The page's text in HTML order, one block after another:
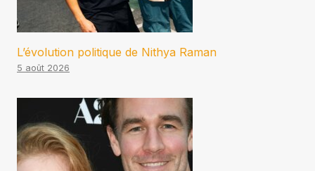
L’évolution politique de Nithya Raman
5 août 2026